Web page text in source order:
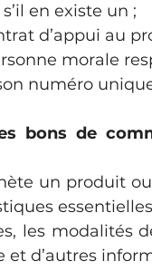
en existe un ;
d’appui au
morale
numéro
bons de
un produit
les modalités
d’autres